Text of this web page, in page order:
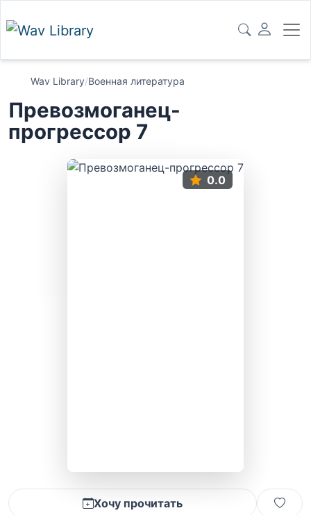
Wav Library/Военная литература
Превозмоганец-
прогрессор 7
0.0
Хочу прочитать